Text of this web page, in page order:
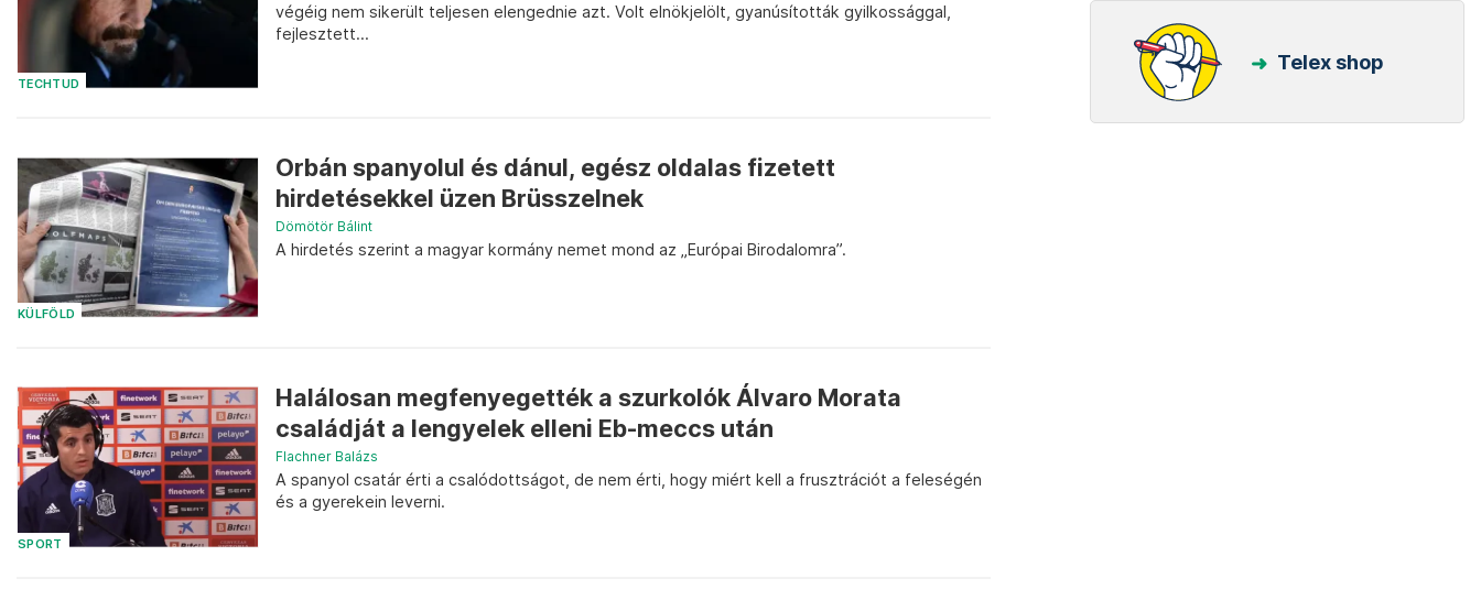
TECHTUD
végéig nem sikerült teljesen elengednie azt. Volt elnökjelölt, gyanúsították gyilkossággal,
fejlesztett...
KÜLFÖLD
Orbán spanyolul és dánul, egész oldalas fizetett
hirdetésekkel üzen Brüsszelnek
Dömötör Bálint
A hirdetés szerint a magyar kormány nemet mond az „Európai Birodalomra”.
SPORT
Halálosan megfenyegették a szurkolók Álvaro Morata
családját a lengyelek elleni Eb-meccs után
Flachner Balázs
A spanyol csatár érti a csalódottságot, de nem érti, hogy miért kell a frusztrációt a feleségén
és a gyerekein leverni.
Telex shop